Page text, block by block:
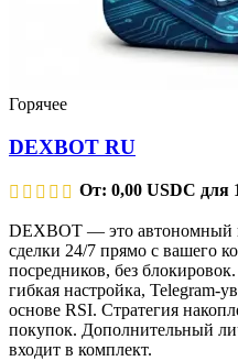
Горячее
DEXBOT RU
От: 0,00 USDC для
DEXBOT — это автономный
сделки 24/7 прямо с вашего
посредников, без
гибкая настройка, Telegram-
основе RSI. Стратегия
покупок. Дополнительный
входит в комплект.